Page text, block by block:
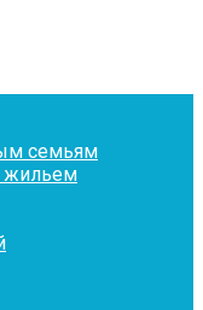
семьям
жильем